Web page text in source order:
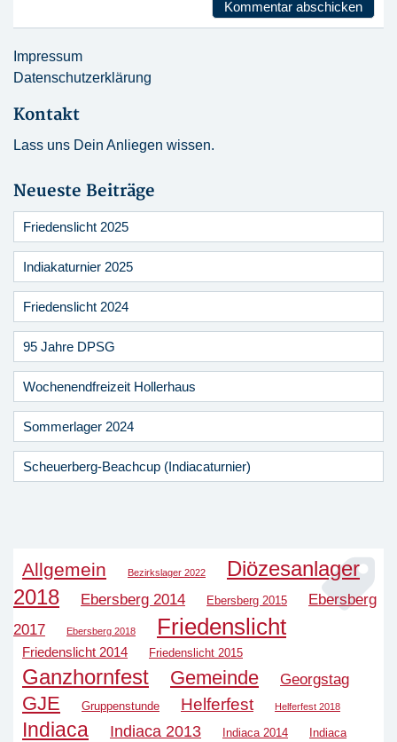
Impressum
Datenschutzerklärung
Kontakt
Lass uns Dein Anliegen wissen.
Neueste Beiträge
Friedenslicht 2025
Indiakaturnier 2025
Friedenslicht 2024
95 Jahre DPSG
Wochenendfreizeit Hollerhaus
Sommerlager 2024
Scheuerberg-Beachcup (Indiacaturnier)
Allgemein Bezirkslager 2022
Diözesanlager
2018
Ebersberg 2014 Ebersberg 2015
Ebersberg
2017
Ebersberg 2018 Friedenslicht
Friedenslicht 2014 Friedenslicht 2015
Ganzhornfest Gemeinde Georgstag
GJE Gruppenstunde Helferfest Helferfest 2018
Indiaca Indiaca 2013 Indiaca 2014 Indiaca